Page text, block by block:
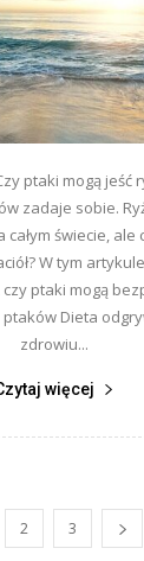
ptaki mogą jeść
zadaje sobie.
świecie,
W tym
ptaki mogą
Dieta
zdrowiu...
więcej
2 3